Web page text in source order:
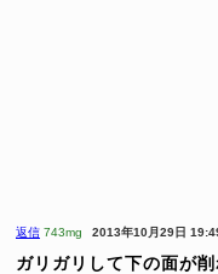
返信 743mg 2013年10月29日
ガリガリして下の面が